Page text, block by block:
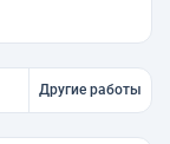
Другие работы